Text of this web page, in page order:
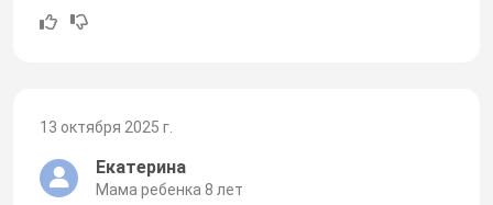
13 октября 2025 г.
Екатерина
Мама ребенка 8 лет